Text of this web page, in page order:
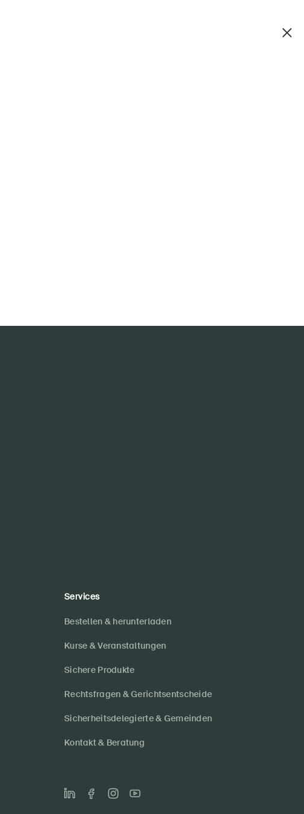
Services
Bestellen & herunterladen
Kurse & Veranstaltungen
Sichere Produkte
Rechtsfragen & Gerichtsentscheide
Sicherheitsdelegierte & Gemeinden
Kontakt & Beratung